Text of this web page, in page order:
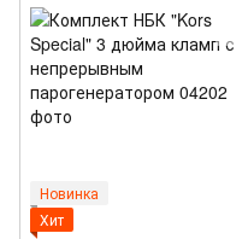
Новинка
Хит